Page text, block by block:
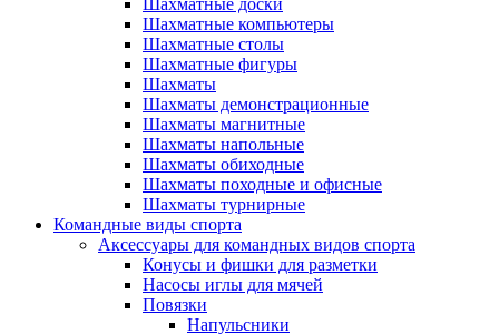
Шахматные доски
Шахматные компьютеры
Шахматные столы
Шахматные фигуры
Шахматы
Шахматы демонстрационные
Шахматы магнитные
Шахматы напольные
Шахматы обиходные
Шахматы походные и офисные
Шахматы турнирные
Командные виды спорта
Аксессуары для командных видов спорта
Конусы и фишки для разметки
Насосы иглы для мячей
Повязки
Напульсники